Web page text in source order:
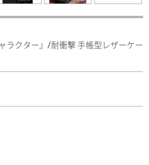
ラクター』/耐衝撃 手帳型レザーケー